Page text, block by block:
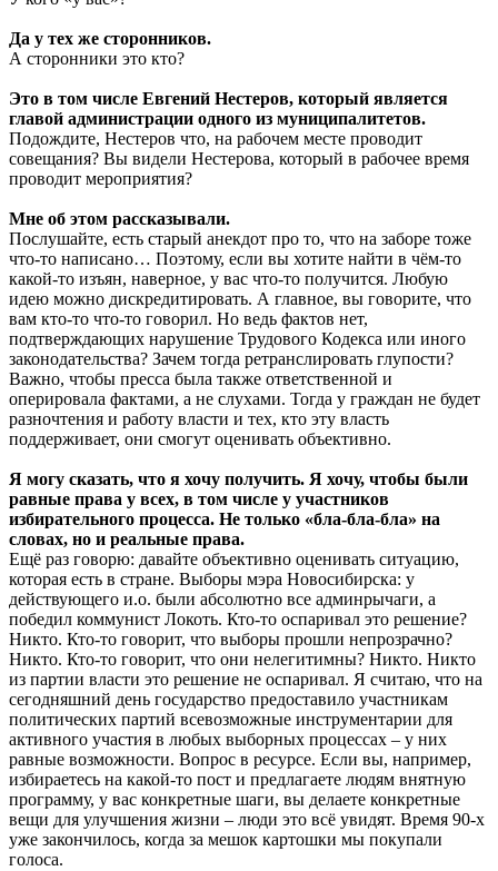
Да у тех же сторонников.
А сторонники это кто?
Это в том числе Евгений Нестеров, который является
главой администрации одного из муниципалитетов.
Подождите, Нестеров что, на рабочем месте проводит
совещания? Вы видели Нестерова, который в рабочее время
проводит мероприятия?
Мне об этом рассказывали.
Послушайте, есть старый анекдот про то, что на заборе тоже
что-то написано… Поэтому, если вы хотите найти в чём-то
какой-то изъян, наверное, у вас что-то получится. Любую
идею можно дискредитировать. А главное, вы говорите, что
вам кто-то что-то говорил. Но ведь фактов нет,
подтверждающих нарушение Трудового Кодекса или иного
законодательства? Зачем тогда ретранслировать глупости?
Важно, чтобы пресса была также ответственной и
оперировала фактами, а не слухами. Тогда у граждан не будет
разночтения и работу власти и тех, кто эту власть
поддерживает, они смогут оценивать объективно.
Я могу сказать, что я хочу получить. Я хочу, чтобы были
равные права у всех, в том числе у участников
избирательного процесса. Не только «бла-бла-бла» на
словах, но и реальные права.
Ещё раз говорю: давайте объективно оценивать ситуацию,
которая есть в стране. Выборы мэра Новосибирска: у
действующего и.о. были абсолютно все админрычаги, а
победил коммунист Локоть. Кто-то оспаривал это решение?
Никто. Кто-то говорит, что выборы прошли непрозрачно?
Никто. Кто-то говорит, что они нелегитимны? Никто. Никто
из партии власти это решение не оспаривал. Я считаю, что на
сегодняшний день государство предоставило участникам
политических партий всевозможные инструментарии для
активного участия в любых выборных процессах – у них
равные возможности. Вопрос в ресурсе. Если вы, например,
избираетесь на какой-то пост и предлагаете людям внятную
программу, у вас конкретные шаги, вы делаете конкретные
вещи для улучшения жизни – люди это всё увидят. Время 90-х
уже закончилось, когда за мешок картошки мы покупали
голоса.